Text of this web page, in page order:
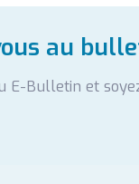
au
E-Bulletin et